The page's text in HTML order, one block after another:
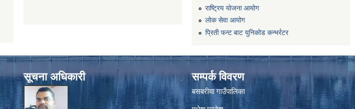
राष्ट्रिय योजना आयोग
लोक सेवा आयोग
प्रिती फन्ट बाट युनिकोड कन्भर्रटर
सूचना अधिकारी सम्पर्क विवरण
बसबरीया गाउँपालिका